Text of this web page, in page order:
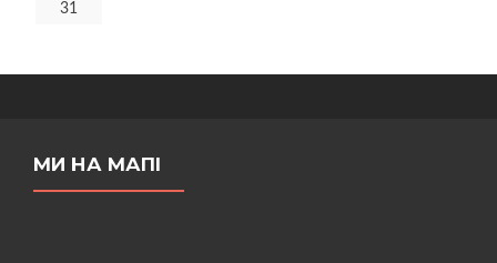
31
МИ НА МАПІ